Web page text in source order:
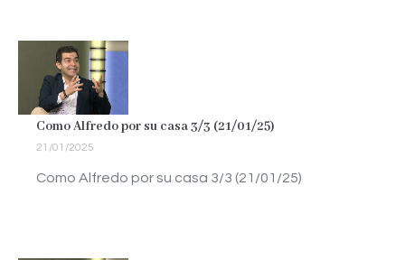
Como Alfredo por su casa 3/3 (21/01/25)
21/01/2025
Como Alfredo por su casa 3/3 (21/01/25)